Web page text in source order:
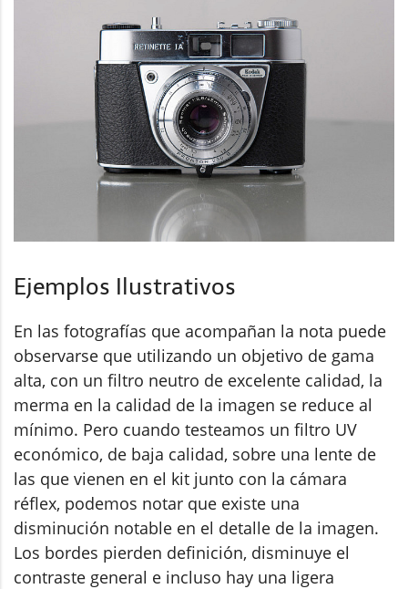
Ejemplos Ilustrativos
En las fotografías que acompañan la nota puede
observarse que utilizando un objetivo de gama
alta, con un filtro neutro de excelente calidad, la
merma en la calidad de la imagen se reduce al
mínimo. Pero cuando testeamos un filtro UV
económico, de baja calidad, sobre una lente de
las que vienen en el kit junto con la cámara
réflex, podemos notar que existe una
disminución notable en el detalle de la imagen.
Los bordes pierden definición, disminuye el
contraste general e incluso hay una ligera